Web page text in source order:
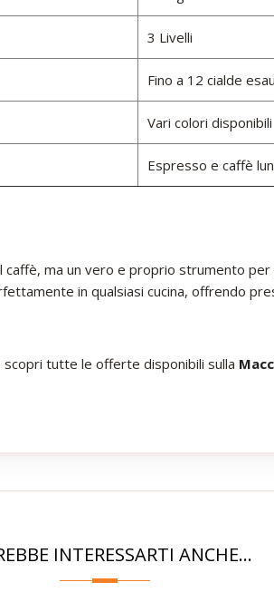
3 Livelli
Fino a 12 cialde
Vari colori disponibili
Espresso e caffè
ma un vero e proprio strumento
in qualsiasi cucina, offrendo
scopri tutte le offerte disponibili sulla
INTERESSARTI ANCHE...